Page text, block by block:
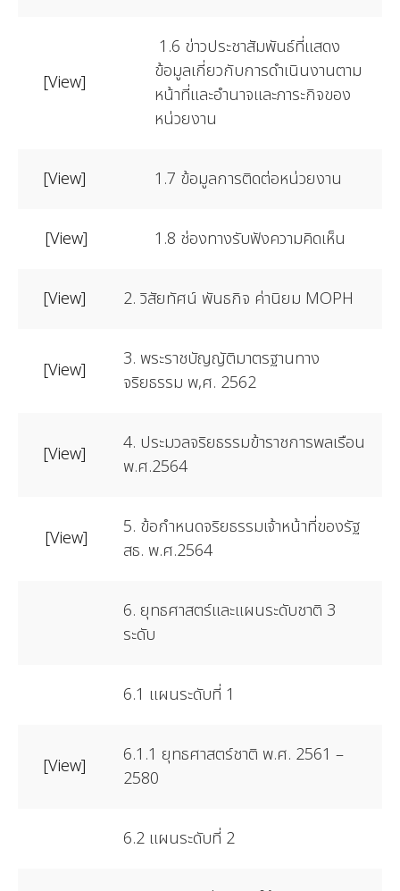
[View]
1.6 ข่าวประชาสัมพันธ์ที่แสดง
ข้อมูลเกี่ยวกับการดำเนินงานตาม
หน้าที่และอำนาจและภาระกิจของ
หน่วยงาน
[View] 1.7 ข้อมูลการติดต่อหน่วยงาน
[View] 1.8 ช่องทางรับฟังความคิดเห็น
[View] 2. วิสัยทัศน์ พันธกิจ ค่านิยม MOPH
[View]
3. พระราชบัญญัติมาตรฐานทาง
จริยธรรม พ,ศ. 2562
[View]
4. ประมวลจริยธรรมข้าราชการพลเรือน
พ.ศ.2564
[View]
5. ข้อกำหนดจริยธรรมเจ้าหน้าที่ของรัฐ
สธ. พ.ศ.2564
6. ยุทธศาสตร์และแผนระดับชาติ 3
ระดับ
6.1 แผนระดับที่ 1
[View]
6.1.1 ยุทธศาสตร์ชาติ พ.ศ. 2561 –
2580
6.2 แผนระดับที่ 2